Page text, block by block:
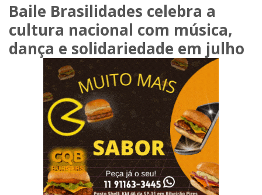
Baile Brasilidades celebra a
cultura nacional com música,
dança e solidariedade em julho